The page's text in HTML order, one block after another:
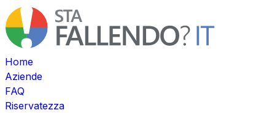
Home
Aziende
FAQ
Riservatezza